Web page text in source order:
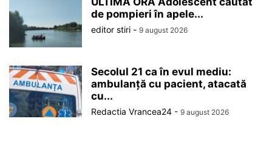
de pompieri în apele...
editor stiri - 9 august 2026
Secolul 21 ca în evul mediu:
ambulanță cu pacient, atacată
cu...
Redactia Vrancea24 - 9 august 2026